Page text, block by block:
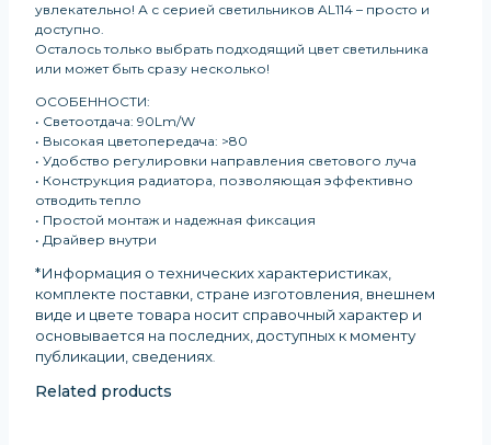
увлекательно! А с серией светильников AL114 – просто и
доступно.
Осталось только выбрать подходящий цвет светильника
или может быть сразу несколько!
ОСОБЕННОСТИ:
• Светоотдача: 90Lm/W
• Высокая цветопередача: >80
• Удобство регулировки направления светового луча
• Конструкция радиатора, позволяющая эффективно
отводить тепло
• Простой монтаж и надежная фиксация
• Драйвер внутри
*Информация о технических характеристиках,
комплекте поставки, стране изготовления, внешнем
виде и цвете товара носит справочный характер и
основывается на последних, доступных к моменту
публикации, сведениях.
Related products